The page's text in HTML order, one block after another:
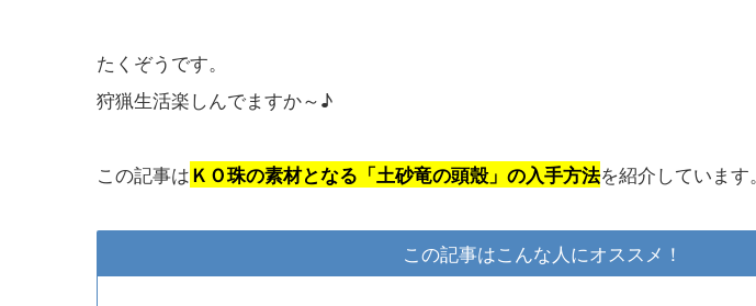
たくぞうです。
狩猟生活楽しんでますか～♪
この記事はＫＯ珠の素材となる「土砂竜の頭殼」の入手方法を紹介しています。
この記事はこんな人にオススメ！